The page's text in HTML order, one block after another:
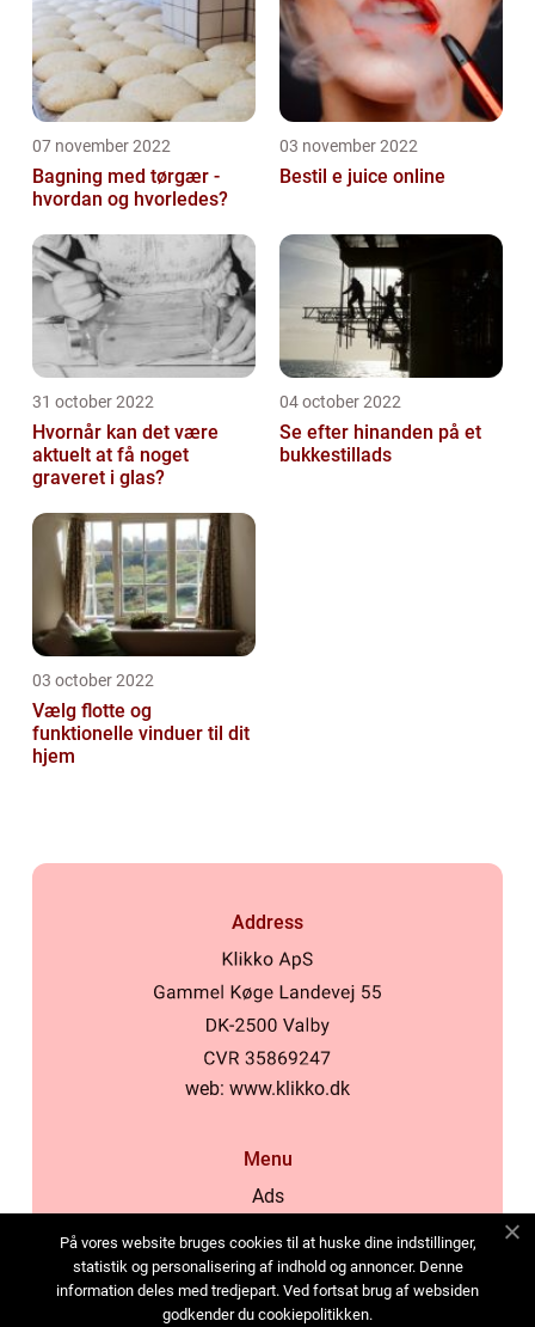
07 november 2022
Bagning med tørgær -
hvordan og hvorledes?
03 november 2022
Bestil e juice online
31 october 2022
Hvornår kan det være
aktuelt at få noget
graveret i glas?
04 october 2022
Se efter hinanden på et
bukkestillads
03 october 2022
Vælg flotte og
funktionelle vinduer til dit
hjem
Address
web: www.klikko.dk
Menu
Ads
Cookies
Contact
På vores website bruges cookies til at huske dine indstillinger,
statistik og personalisering af indhold og annoncer. Denne
information deles med tredjepart. Ved fortsat brug af websiden
godkender du cookiepolitikken.